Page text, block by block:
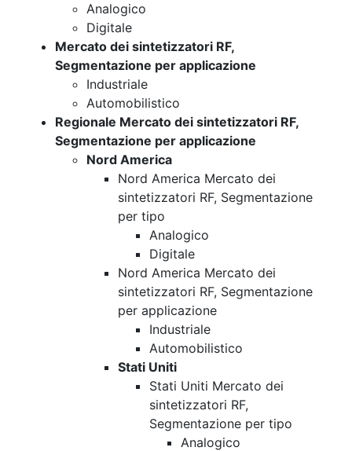
Analogico
Digitale
Mercato dei sintetizzatori RF,
Segmentazione per applicazione
Industriale
Automobilistico
Regionale Mercato dei sintetizzatori RF,
Segmentazione per applicazione
Nord America
Nord America Mercato dei
sintetizzatori RF, Segmentazione
per tipo
Analogico
Digitale
Nord America Mercato dei
sintetizzatori RF, Segmentazione
per applicazione
Industriale
Automobilistico
Stati Uniti
Stati Uniti Mercato dei
sintetizzatori RF,
Segmentazione per tipo
Analogico